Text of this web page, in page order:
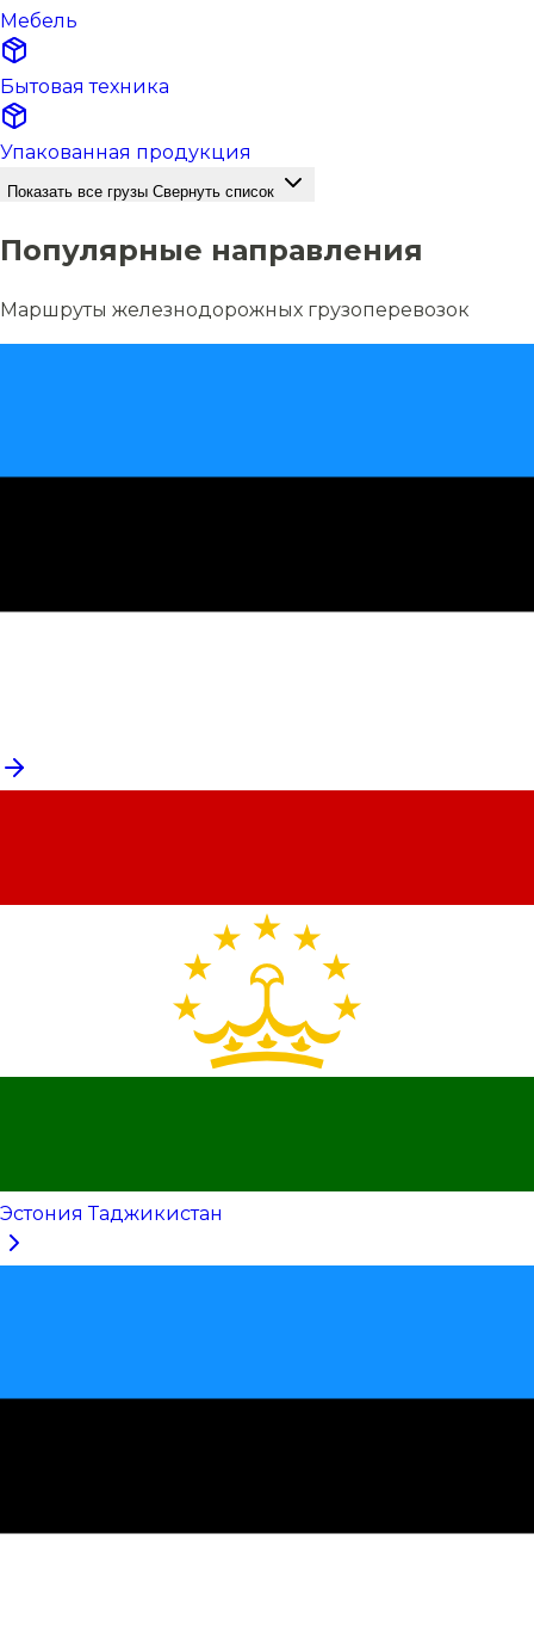
Мебель
Бытовая техника
Упакованная продукция
Показать все грузы Свернуть список
Популярные направления
Маршруты железнодорожных грузоперевозок
Эстония Таджикистан